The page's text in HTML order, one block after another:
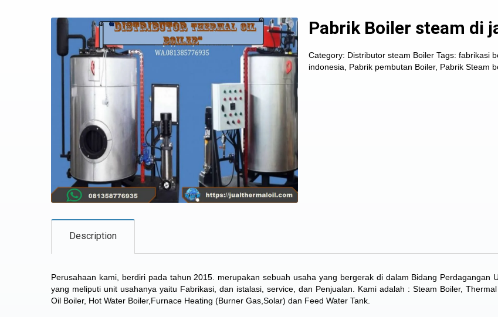
Pabrik Boiler steam di
Category: Distributor steam Boiler Tags:fabrikasi
indonesia
Pabrik pembutan Boiler, Pabrik Steam
Description
Perusahaan kami, berdiri pada tahun 2015. merupakan sebuah usaha yang bergerak di dalam Bidang Perdagangan
yang meliputi unit usahanya yaitu Fabrikasi, dan istalasi, service, dan Penjualan. Kami adalah : Steam Boiler,
Oil Boiler, Hot Water Boiler,Furnace Heating (Burner Gas,Solar) dan Feed Water Tank.